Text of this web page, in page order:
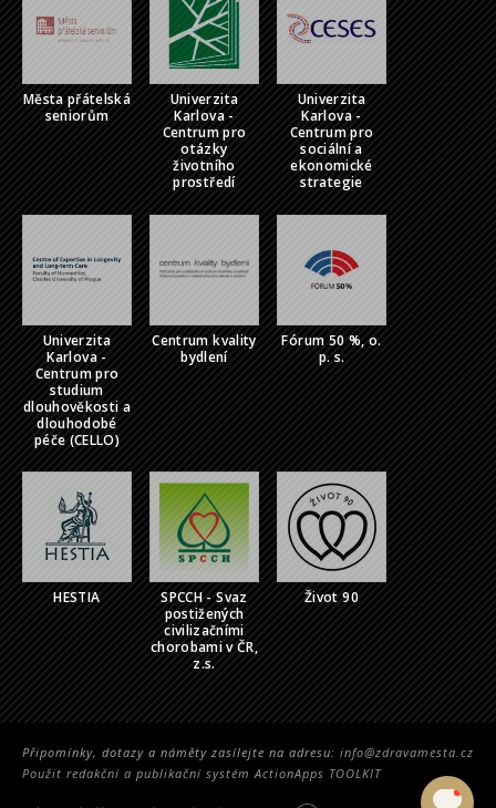
Města přátelská
seniorům
Univerzita
Karlova -
Centrum pro
otázky
životního
prostředí
Univerzita
Karlova -
Centrum pro
sociální a
ekonomické
strategie
Univerzita
Karlova -
Centrum pro
studium
dlouhověkosti a
dlouhodobé
péče (CELLO)
Centrum kvality
bydlení
Fórum 50 %, o.
p. s.
HESTIA
SPCCH - Svaz
postižených
civilizačními
chorobami v ČR,
z.s.
Život 90
Připomínky, dotazy a náměty zasílejte na adresu: info@zdravamesta.cz
Použit redakční a publikační systém ActionApps TOOLKIT